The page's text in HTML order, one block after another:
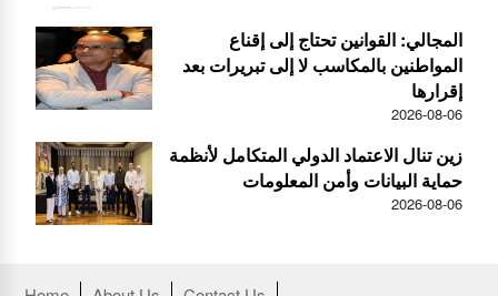
المجالي: القوانين تحتاج إلى إقناع
المواطنين بالمكاسب لا إلى تبريرات بعد
إقرارها
2026-08-06
زين تنال الاعتماد الدولي المتكامل لأنظمة
حماية البيانات وأمن المعلومات
2026-08-06